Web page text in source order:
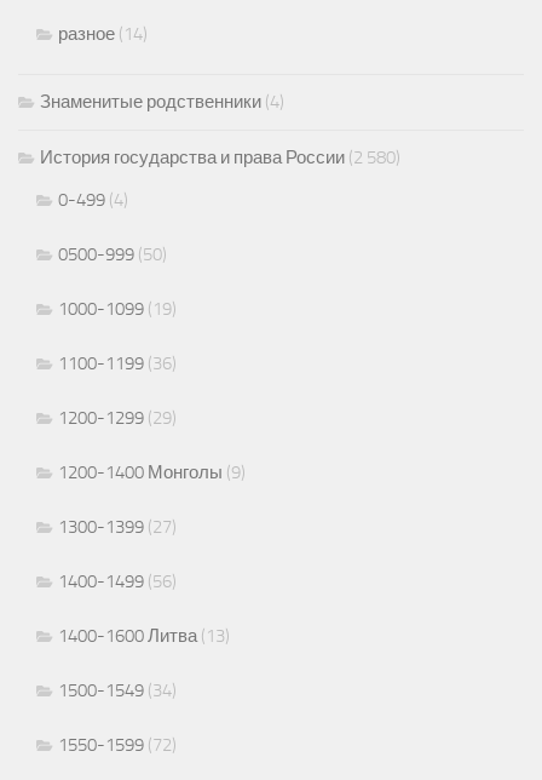
разное (14)
Знаменитые родственники (4)
История государства и права России (2 580)
0-499 (4)
0500-999 (50)
1000-1099 (19)
1100-1199 (36)
1200-1299 (29)
1200-1400 Монголы (9)
1300-1399 (27)
1400-1499 (56)
1400-1600 Литва(13)
1500-1549 (34)
1550-1599 (72)